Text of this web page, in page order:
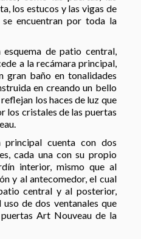
los estucos y las vigas de
encuentran por toda la
esquema de patio central,
a la recámara principal,
gran baño en tonalidades
en creando un bello
los haces de luz que
los cristales de las puertas
principal cuenta con dos
cada una con su propio
interior, mismo que al
y al antecomedor, el cual
central y al posterior,
de dos ventanales que
Art Nouveau de la